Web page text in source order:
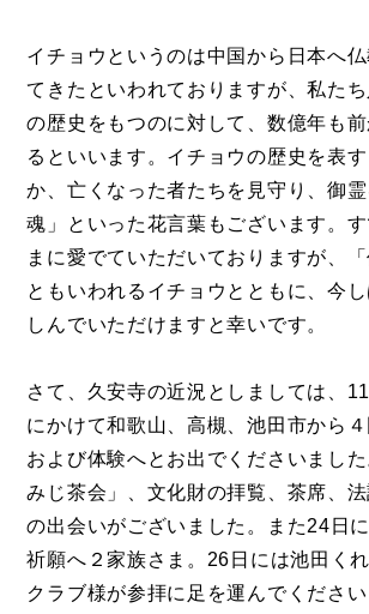
イチョウというのは中国から日本へ
てきたといわれておりますが、私た
の歴史をもつのに対して、数億年も
るといいます。イチョウの歴史を表
か、亡くなった者たちを見守り、御
魂」といった花言葉もございます。
まに愛でていただいておりますが、「
ともいわれるイチョウとともに、今
しんでいただけますと幸いです。
さて、久安寺の近況としましては、
にかけて和歌山、高槻、池田市から
および体験へとお出でくださいまし
みじ茶会」、文化財の拝覧、茶席、法
の出会いがございました。また24日
祈願へ２家族さま。26日には池田く
クラブ様が参拝に足を運んでくださ